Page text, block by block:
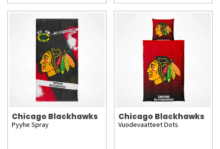
Chicago Blackhawks
Pyyhe Spray
Chicago Blackhawks
Vuodevaatteet Dots